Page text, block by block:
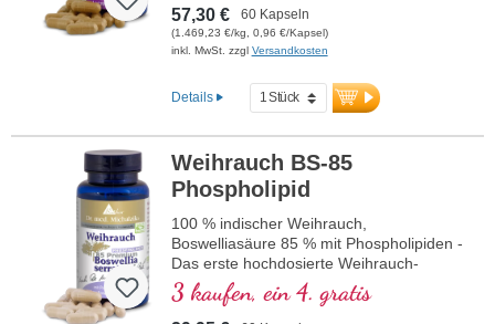
57,30 € 60 Kapseln
(1.469,23 €/kg, 0,96 €/Kapsel)
inkl. MwSt. zzgl Versandkosten
Details
Weihrauch BS-85
Phospholipid
100 % indischer Weihrauch,
Boswelliasäure 85 % mit Phospholipiden -
Das erste hochdosierte Weihrauch-
Produkt mit 85 % Boswelliasäuren auf
dem deutschen Markt überhaupt.
3 kaufen, ein 4. gratis